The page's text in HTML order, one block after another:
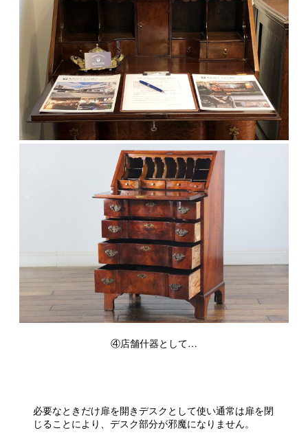
必要なときだけ扉を開きデスクとして使い通常は扉を閉
じることにより、デスク部分が邪魔になりません。
④店舗什器として…